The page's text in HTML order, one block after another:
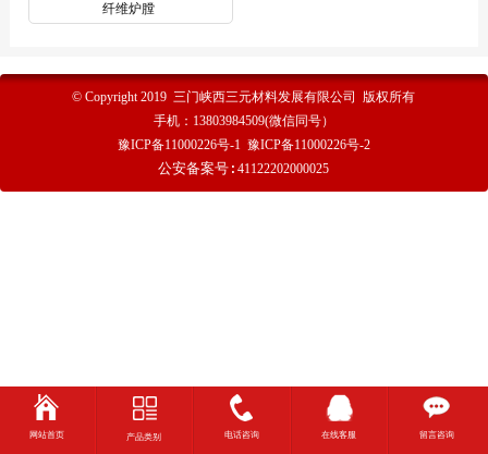
纤维炉膛
© Copyright 2019 三门峡西三元材料发展有限公司 版权所有
手机： 13803984509(微信同号）
豫ICP备11000226号-1 豫ICP备11000226号-2
公安备案号:41122202000025
网站首页 产品类别 电话咨询 在线客服 留言咨询